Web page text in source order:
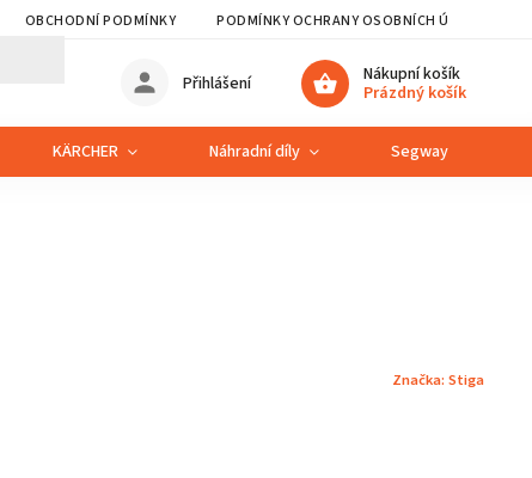
OBCHODNÍ PODMÍNKY PODMÍNKY OCHRANY OSOBNÍCH ÚDAJŮ
Nákupní košík
Prázdný košík
Přihlášení
KÄRCHER Náhradní díly Segway
Značka: Stiga